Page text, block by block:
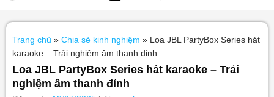
Trang chủ » Chia sẻ kinh nghiệm » Loa JBL PartyBox Series hát
karaoke – Trải nghiệm âm thanh đỉnh
Loa JBL PartyBox Series hát karaoke – Trải
nghiệm âm thanh đỉnh